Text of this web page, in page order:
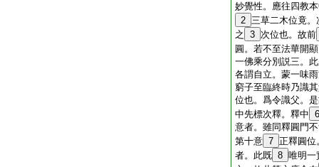
妙覺性。應往四教
2 三草二木位竟
之
3 次位也。故前
圓。若不至法華開
一佛乘分別説三。
各謂自立。蒙一味
窮子至臨終時乃識
位也。爲令識父。
中先標次釋。釋中 6
意者。雖同釋圓門
第十意 7 正釋圓位
者。此既 8 唯明一